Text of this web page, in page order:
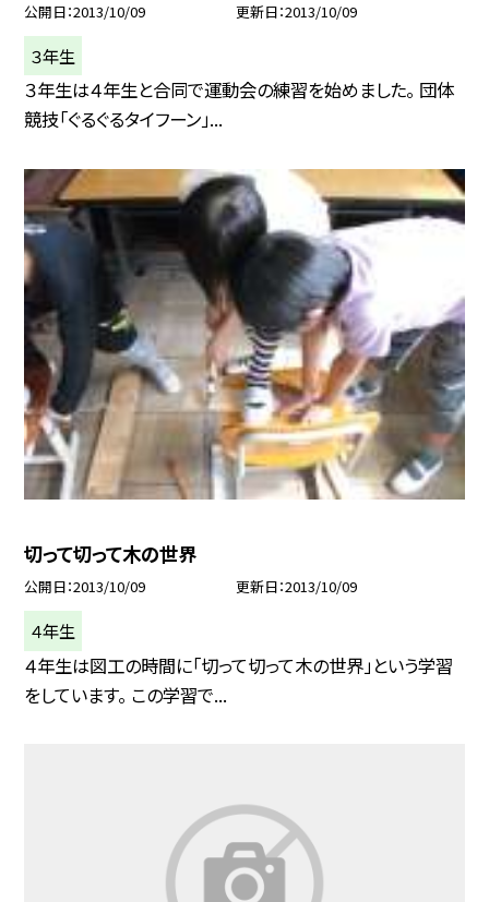
公開日 2013/10/09 更新日 2013/10/09
３年生
３年生は４年生と合同で運動会の練習を始めました。 団体
競技「ぐるぐるタイフーン」...
切って切って木の世界
公開日 2013/10/09 更新日 2013/10/09
４年生
４年生は図工の時間に「切って切って木の世界」という学習
をしています。 この学習で...